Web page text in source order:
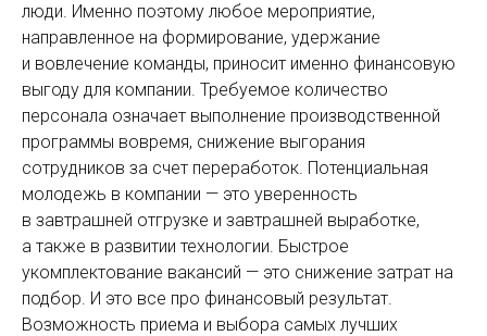
люди. Именно поэтому любое мероприятие,
направленное на формирование, удержание
и вовлечение команды, приносит именно финансовую
выгоду для компании. Требуемое количество
персонала означает выполнение производственной
программы вовремя, снижение выгорания
сотрудников за счет переработок. Потенциальная
молодежь в компании — это уверенность
в завтрашней отгрузке и завтрашней выработке,
а также в развитии технологии. Быстрое
укомплектование вакансий — это снижение затрат на
подбор. И это все про финансовый результат.
Возможность прие­ма и выбора самых лучших